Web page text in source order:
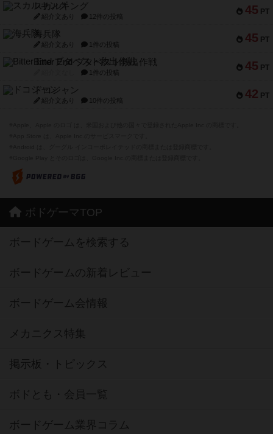
45 PT
スカルキング
紹介文あり 12件の投稿
45 PT
海兵隊
紹介文あり 1件の投稿
45 PT
Bitter End ブタペスト救出作戦
1件の投稿
42 PT
ドコジャン
紹介文あり 10件の投稿
ボドゲーマTOP
ボードゲームを検索する
ボードゲームの新着レビュー
ボードゲーム会情報
メカニクス特集
掲示板・トピックス
ボドとも・会員一覧
ボードゲーム業界コラム